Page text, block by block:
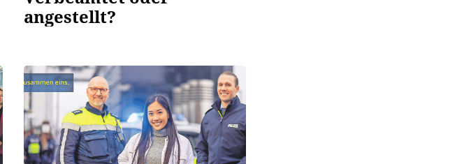
angestellt?